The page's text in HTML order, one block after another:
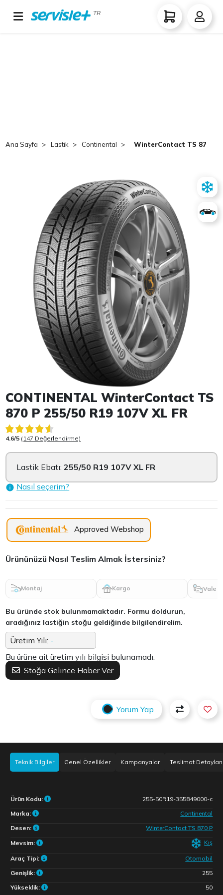
TR
Ana Sayfa Lastik Continental WinterContact TS 870 P
Item 1 of 1
CONTINENTAL WinterContact TS
870 P 255/50 R19 107V XL FR
4.6/5 (147 Değerlendirme)
Lastik Ebatı:255/50 R19 107V XL FR
Nasıl seçerim?
Approved Webshop
Ürününüzü Nasıl Teslim Almak İstersiniz?
Montaj Kargo Vale
Bu üründe stok bulunmamaktadır. Formu doldurun,
aradığınız lastiğin stoğu geldiğinde bilgilendirelim.
Üretim Yılı: -
Bu ürüne ait üretim yılı bilgisi bulunamadı.
Stoğa Gelince Haber Ver
Yorum Yap
Teknik Bilgiler Genel Özellikler Kampanyalar Teslimat Detayları
Ürün Kodu:
255-50R19-355849000-c
Marka:
Continental
Desen:
WinterContact TS 870 P
Mevsim: Kış
Araç Tipi:
Otomobil
Genişlik:
255
Yükseklik:
50